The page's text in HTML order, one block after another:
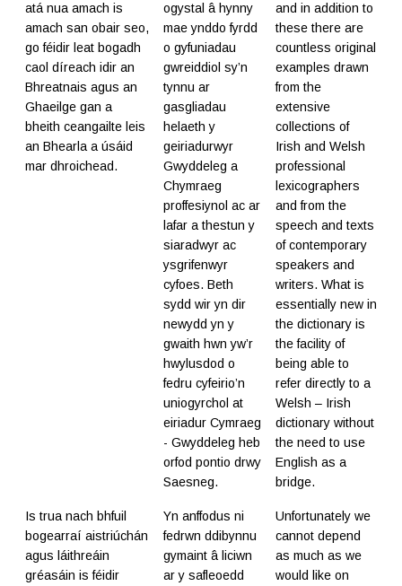
atá nua amach is
amach san obair seo,
go féidir leat bogadh
caol díreach idir an
Bhreatnais agus an
Ghaeilge gan a
bheith ceangailte leis
an Bhearla a úsáid
mar dhroichead.
ogystal â hynny
mae ynddo fyrdd
o gyfuniadau
gwreiddiol sy’n
tynnu ar
gasgliadau
helaeth y
geiriadurwyr
Gwyddeleg a
Chymraeg
proffesiynol ac ar
lafar a thestun y
siaradwyr ac
ysgrifenwyr
cyfoes. Beth
sydd wir yn dir
newydd yn y
gwaith hwn yw’r
hwylusdod o
fedru cyfeirio’n
uniogyrchol at
eiriadur Cymraeg
- Gwyddeleg heb
orfod pontio drwy
Saesneg.
and in addition to
these there are
countless original
examples drawn
from the
extensive
collections of
Irish and Welsh
professional
lexicographers
and from the
speech and texts
of contemporary
speakers and
writers. What is
essentially new in
the dictionary is
the facility of
being able to
refer directly to a
Welsh – Irish
dictionary without
the need to use
English as a
bridge.
Is trua nach bhfuil
bogearraí aistriúchán
agus láithreáin
gréasáin is féidir
Yn anffodus ni
fedrwn ddibynnu
gymaint â liciwn
ar y safleoedd
Unfortunately we
cannot depend
as much as we
would like on